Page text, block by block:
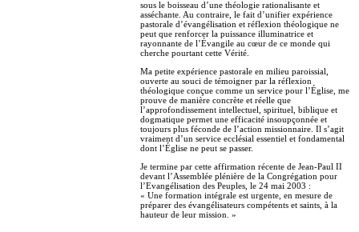
sous le boisseau d’une théologie rationalisante et
asséchante. Au contraire, le fait d’unifier expérience
pastorale d’évangélisation et réflexion théologique ne
peut que renforcer la puissance illuminatrice et
rayonnante de l’Évangile au cœur de ce monde qui
cherche pourtant cette Vérité.
Ma petite expérience pastorale en milieu paroissial,
ouverte au souci de témoigner par la réflexion
théologique conçue comme un service pour l’Église, me
prouve de manière concrète et réelle que
l’approfondissement intellectuel, spirituel, biblique et
dogmatique permet une efficacité insoupçonnée et
toujours plus féconde de l’action missionnaire. Il s’agit
vraiment d’un service ecclésial essentiel et fondamental
dont l’Église ne peut se passer.
Je termine par cette affirmation récente de Jean-Paul II
devant l’Assemblée plénière de la Congrégation pour
l’Evangélisation des Peuples, le 24 mai 2003 :
« Une formation intégrale est urgente, en mesure de
préparer des évangélisateurs compétents et saints, à la
hauteur de leur mission. »